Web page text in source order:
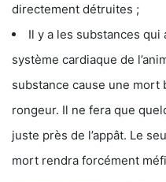
directement détruites ;
Il y a les substances
système cardiaque de
substance cause une mort
rongeur. Il ne fera que
juste près de l’appât. Le
mort rendra forcément